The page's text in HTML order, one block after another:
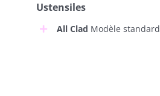
Ustensiles
All Clad Modèle standard